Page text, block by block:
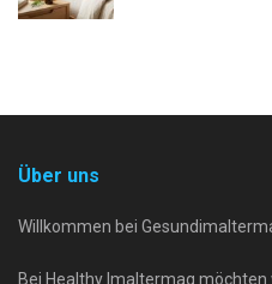
Über uns
Willkommen bei
Bei Healthy Imaltermag